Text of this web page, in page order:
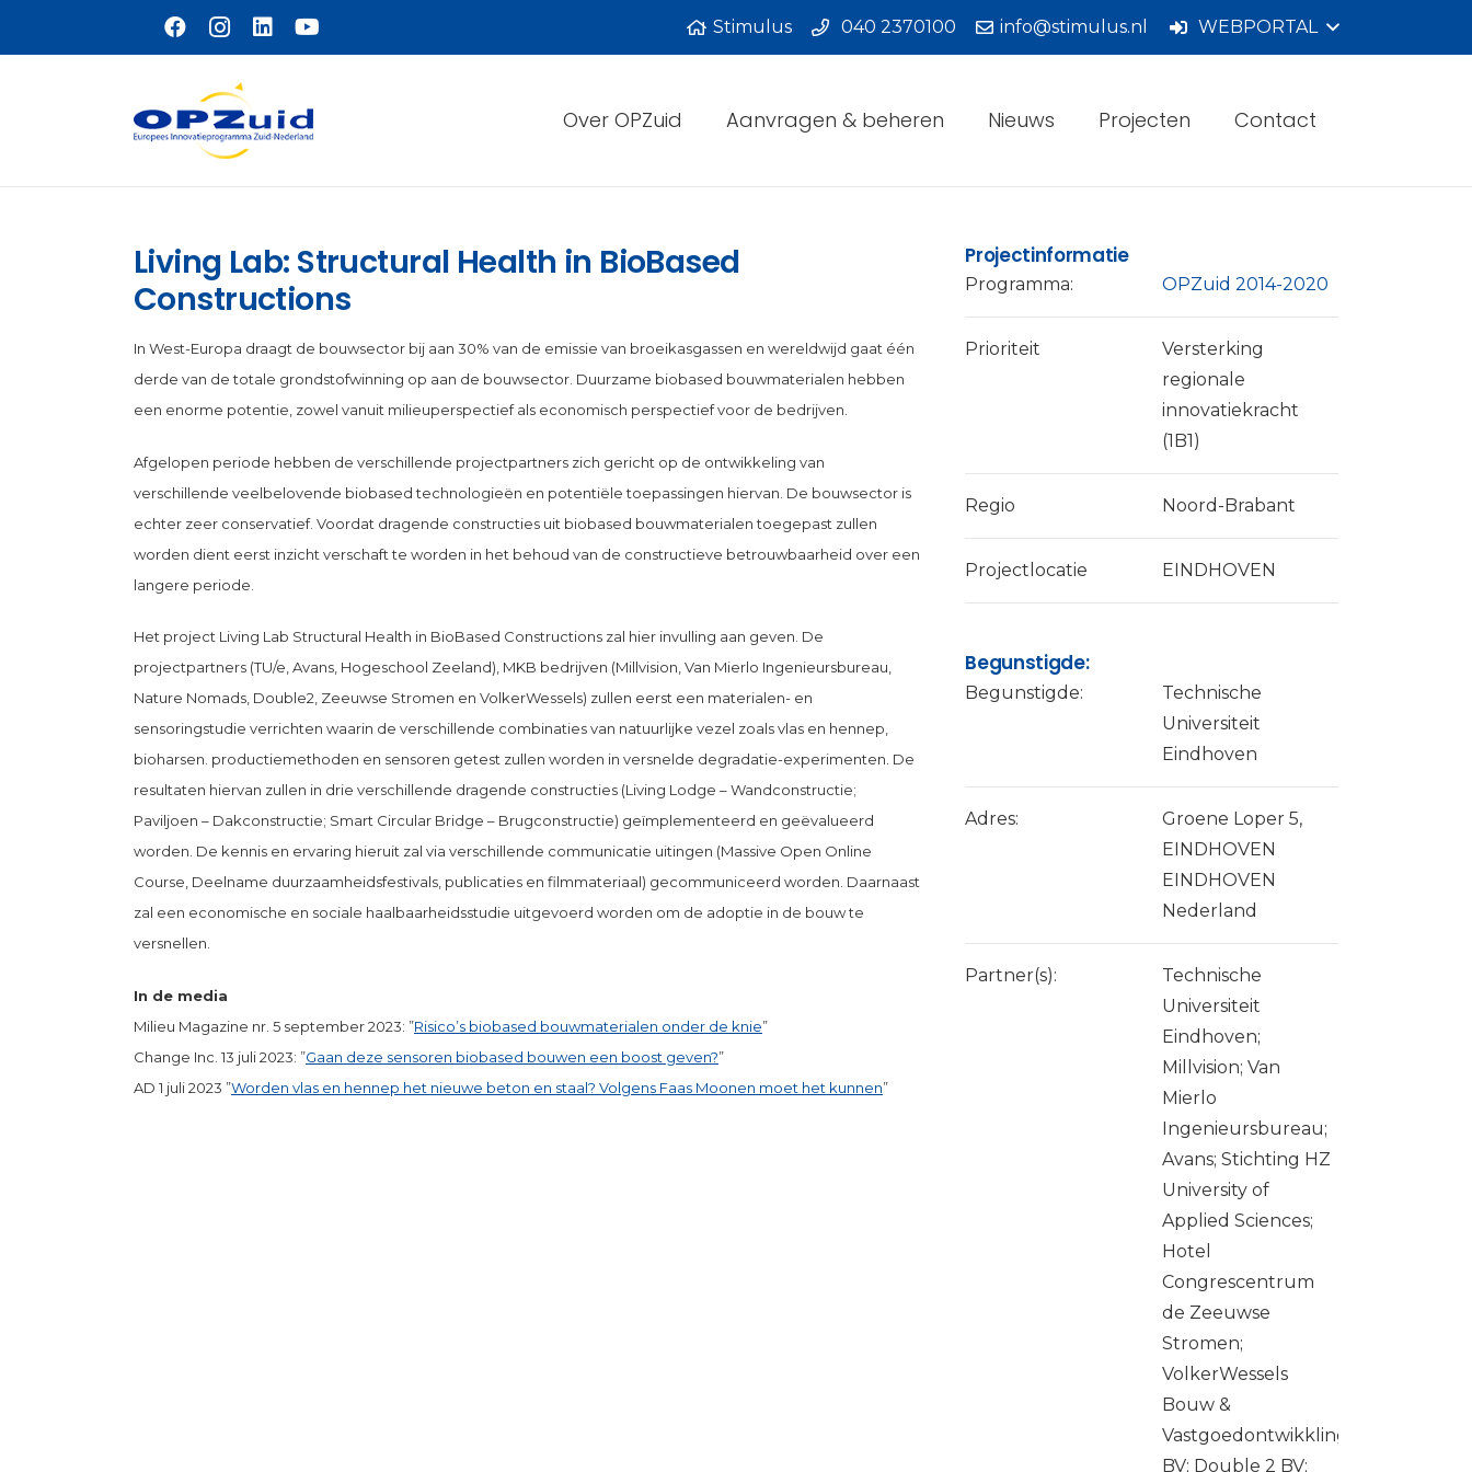
Naar hoofdinhoud
Stimulus 040 2370100 info@stimulus.nl WEBPORTAL
Over OPZuid Aanvragen & beheren Nieuws Projecten Contact
Living Lab: Structural Health in BioBased
Constructions
In West-Europa draagt de bouwsector bij aan 30% van de emissie van broeikasgassen en wereldwijd gaat één
derde van de totale grondstofwinning op aan de bouwsector. Duurzame biobased bouwmaterialen hebben
een enorme potentie, zowel vanuit milieuperspectief als economisch perspectief voor de bedrijven.
Afgelopen periode hebben de verschillende projectpartners zich gericht op de ontwikkeling van
verschillende veelbelovende biobased technologieën en potentiële toepassingen hiervan. De bouwsector is
echter zeer conservatief. Voordat dragende constructies uit biobased bouwmaterialen toegepast zullen
worden dient eerst inzicht verschaft te worden in het behoud van de constructieve betrouwbaarheid over een
langere periode.
Het project Living Lab Structural Health in BioBased Constructions zal hier invulling aan geven. De
projectpartners (TU/e, Avans, Hogeschool Zeeland), MKB bedrijven (Millvision, Van Mierlo Ingenieursbureau,
Nature Nomads, Double2, Zeeuwse Stromen en VolkerWessels) zullen eerst een materialen- en
sensoringstudie verrichten waarin de verschillende combinaties van natuurlijke vezel zoals vlas en hennep,
bioharsen. productiemethoden en sensoren getest zullen worden in versnelde degradatie-experimenten. De
resultaten hiervan zullen in drie verschillende dragende constructies (Living Lodge – Wandconstructie;
Paviljoen – Dakconstructie; Smart Circular Bridge – Brugconstructie) geïmplementeerd en geëvalueerd
worden. De kennis en ervaring hieruit zal via verschillende communicatie uitingen (Massive Open Online
Course, Deelname duurzaamheidsfestivals, publicaties en filmmateriaal) gecommuniceerd worden. Daarnaast
zal een economische en sociale haalbaarheidsstudie uitgevoerd worden om de adoptie in de bouw te
versnellen.
In de media
Milieu Magazine nr. 5 september 2023: ”Risico’s biobased bouwmaterialen onder de knie”
Change Inc. 13 juli 2023: ”Gaan deze sensoren biobased bouwen een boost geven?”
AD 1 juli 2023 ”Worden vlas en hennep het nieuwe beton en staal? Volgens Faas Moonen moet het kunnen”
Projectinformatie
Programma: OPZuid 2014-2020
Prioriteit
Versterking
regionale
innovatiekracht
(1B1)
Regio Noord-Brabant
Projectlocatie EINDHOVEN
Begunstigde:
Begunstigde:
Technische
Universiteit
Eindhoven
Adres:
Groene Loper 5,
EINDHOVEN
EINDHOVEN
Nederland
Partner(s):
Technische
Universiteit
Eindhoven;
Millvision; Van
Mierlo
Ingenieursbureau;
Avans; Stichting HZ
University of
Applied Sciences;
Hotel
Congrescentrum
de Zeeuwse
Stromen;
VolkerWessels
Bouw &
Vastgoedontwikkling
BV; Double 2 BV;